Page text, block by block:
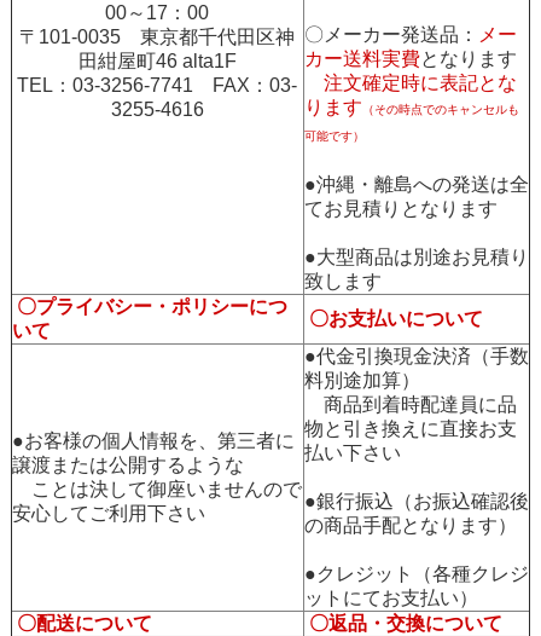
00～17：00
〒101-0035 東京都千代田区神
田紺屋町46 alta1F
TEL：03-3256-7741 FAX：03-
3255-4616
〇メーカー発送品：
メー
カー送料実費となります
注文確定時に表記とな
ります （その時点でのキャンセルも
可能です）
●沖縄・離島への発送は全
てお見積りとなります
●大型商品は別途お見積り
致します
〇プライバシー・ポリシーにつ
いて
〇お支払いについて
●お客様の個人情報を、第三者に
譲渡または公開するような
ことは決して御座いませんので
安心してご利用下さい
●代金引換現金決済（手数
料別途加算）
商品到着時配達員に品
物と引き換えに直接お支
払い下さい
●銀行振込（お振込確認後
の商品手配となります）
●クレジット（各種クレジ
ットにてお支払い）
〇配送について
〇返品・交換について